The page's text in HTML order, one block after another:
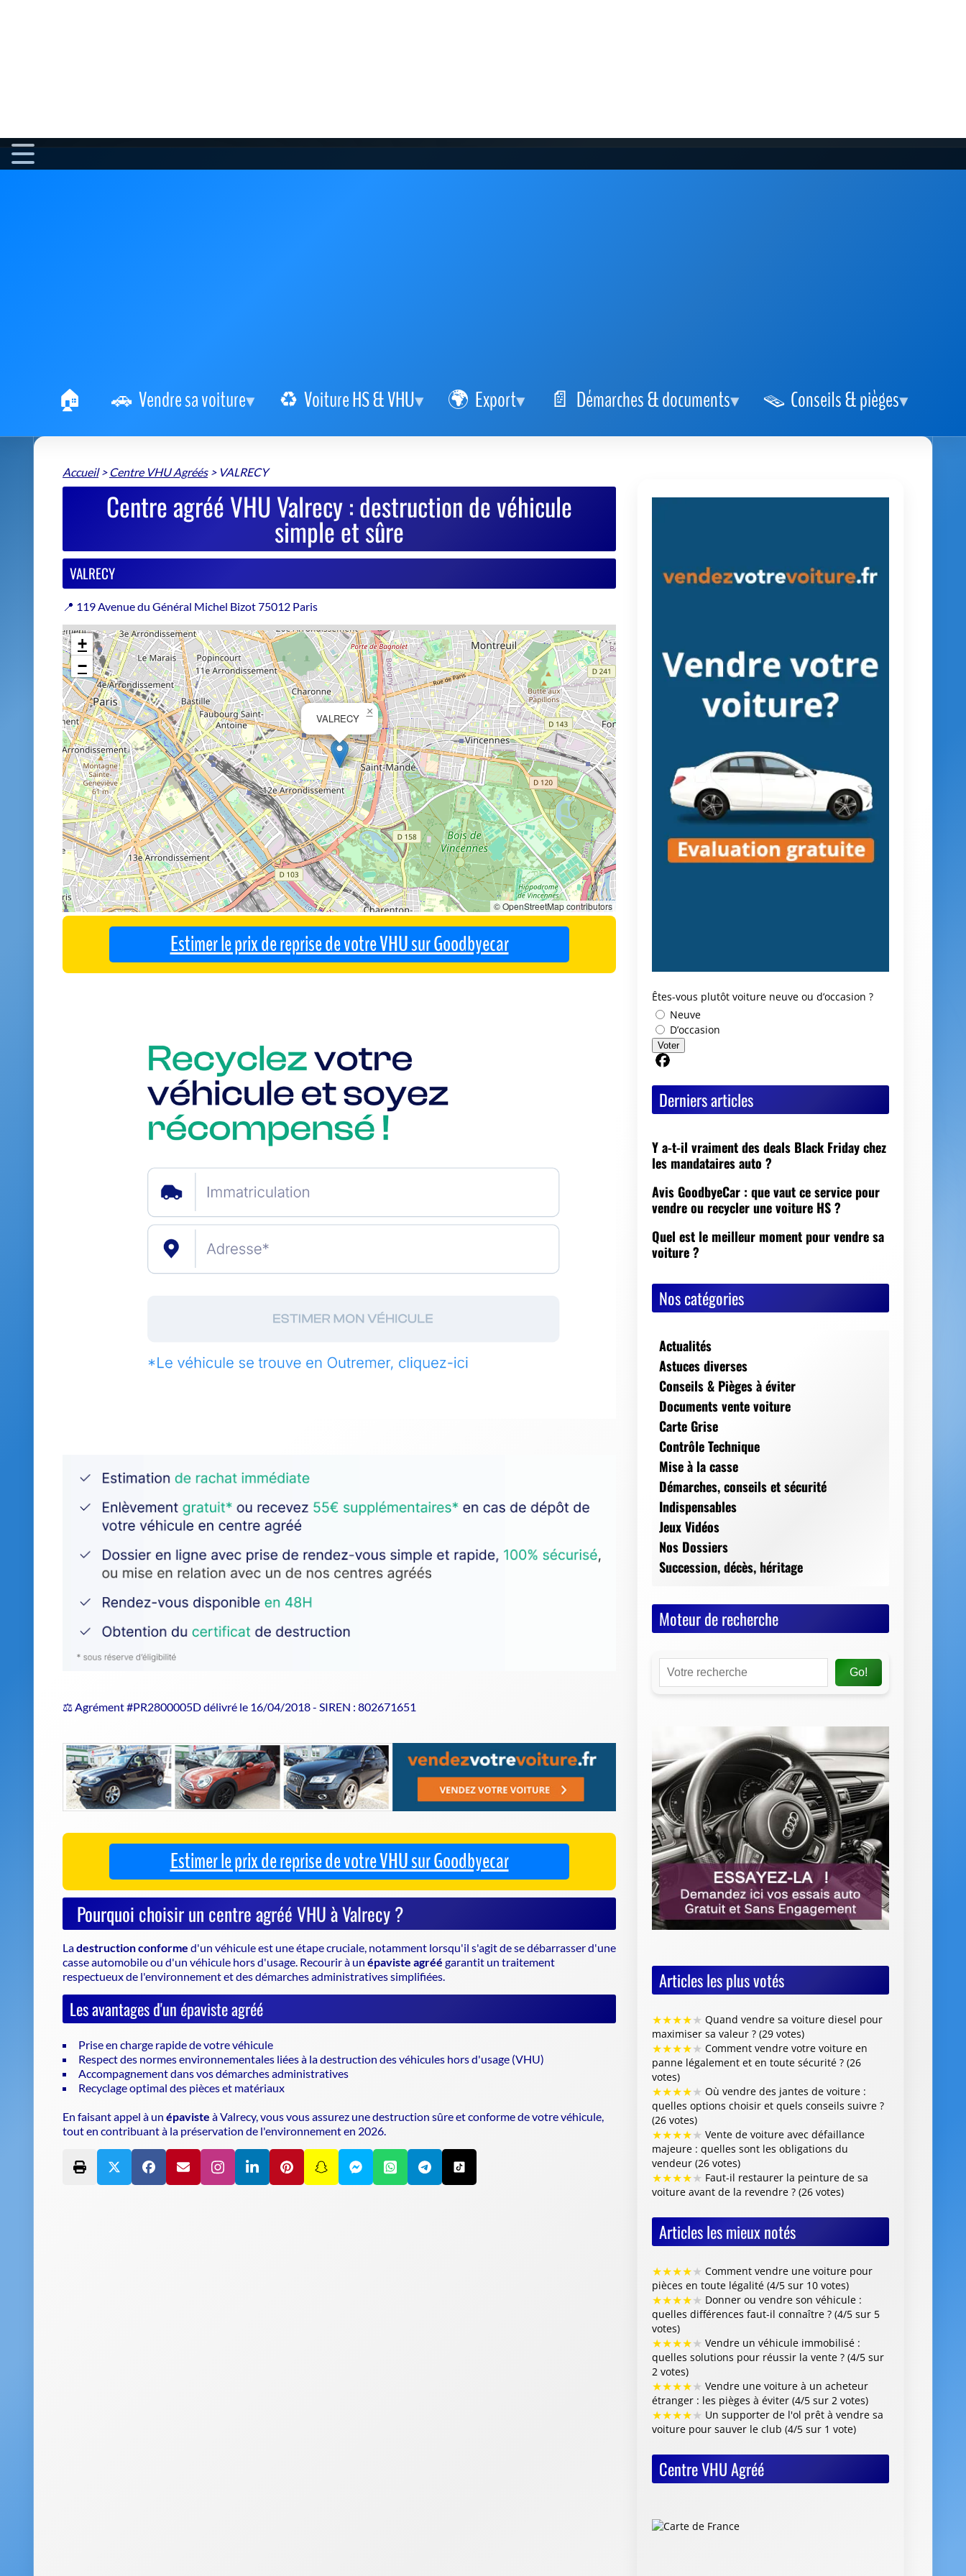
Vendre sa voiture Voiture HS & VHU Export Démarches & documents Conseils & pièges
Accueil> Centre VHU Agréés> VALRECY
Centre agréé VHU Valrecy : destruction de véhicule
simple et sûre
VALRECY
📍 119 Avenue du Général Michel Bizot 75012 Paris
VALRECY
×
+
−
© OpenStreetMap contributors
Estimer le prix de reprise de votre VHU sur Goodbyecar
⚖️ Agrément #PR2800005D délivré le 16/04/2018 - SIREN : 802671651
Estimer le prix de reprise de votre VHU sur Goodbyecar
Pourquoi choisir un centre agréé VHU à Valrecy ?
Ladestruction conforme d'un véhicule est une étape cruciale, notamment lorsqu'il s'agit de se débarrasser d'une
casse automobileou d'un véhicule hors d'usage. Recourir à un épaviste agréé garantit un traitement
respectueux de l'environnement et des démarches administratives simplifiées.
Les avantages d'un épaviste agréé
Prise en charge rapide de votre véhicule
Respect des normes environnementales liées à la destruction des véhicules hors d'usage (VHU)
Accompagnement dans vos démarches administratives
Recyclage optimal des pièces et matériaux
En faisant appel à un épaviste à Valrecy, vous vous assurez unedestruction sûre et conformede votre véhicule,
tout en contribuant à la préservation de l'environnement en 2026.
Êtes-vous plutôt voiture neuve ou d’occasion ?
Neuve
D’occasion
Voter
Derniers articles
Y a-t-il vraiment des deals Black Friday chez
les mandataires auto ?
Avis GoodbyeCar : que vaut ce service pour
vendre ou recycler une voiture HS ?
Quel est le meilleur moment pour vendre sa
voiture ?
Nos catégories
Actualités
Astuces diverses
Conseils & Pièges à éviter
Documents vente voiture
Carte Grise
Contrôle Technique
Mise à la casse
Démarches, conseils et sécurité
Indispensables
Jeux Vidéos
Nos Dossiers
Succession, décès, héritage
Moteur de recherche
Go!
Articles les plus votés
★★★★★ Quand vendre sa voiture diesel pour
maximiser sa valeur ? (29 votes)
★★★★★ Comment vendre votre voiture en
panne légalement et en toute sécurité ? (26
votes)
★★★★★ Où vendre des jantes de voiture :
quelles options choisir et quels conseils suivre ?
(26 votes)
★★★★★ Vente de voiture avec défaillance
majeure : quelles sont les obligations du
vendeur (26 votes)
★★★★★ Faut-il restaurer la peinture de sa
voiture avant de la revendre ? (26 votes)
Articles les mieux notés
★★★★★ Comment vendre une voiture pour
pièces en toute légalité (4/5 sur 10 votes)
★★★★★ Donner ou vendre son véhicule :
quelles différences faut-il connaître ? (4/5 sur 5
votes)
★★★★★ Vendre un véhicule immobilisé :
quelles solutions pour réussir la vente ? (4/5 sur
2 votes)
★★★★★ Vendre une voiture à un acheteur
étranger : les pièges à éviter (4/5 sur 2 votes)
★★★★★ Un supporter de l'ol prêt à vendre sa
voiture pour sauver le club (4/5 sur 1 vote)
Centre VHU Agréé